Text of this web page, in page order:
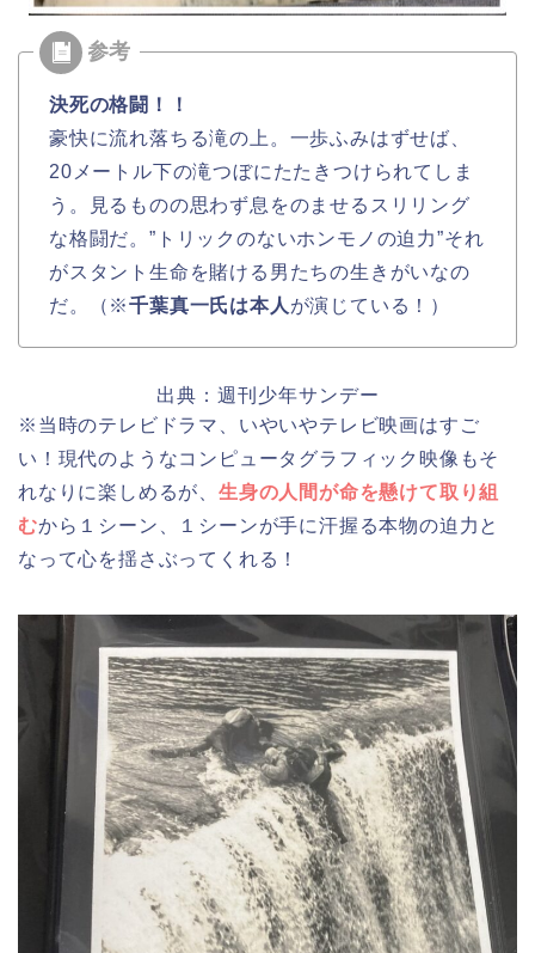
決死の格闘！！
豪快に流れ落ちる滝の上。一歩ふみはずせば、
20メートル下の滝つぼにたたきつけられてしま
う。見るものの思わず息をのませるスリリング
な格闘だ。”トリックのないホンモノの迫力”それ
がスタント生命を賭ける男たちの生きがいなの
だ。（※千葉真一氏は本人 が演じている！）
出典：週刊少年サンデー
※当時のテレビドラマ、いやいやテレビ映画はすご
い！現代のようなコンピュータグラフィック映像もそ
れなりに楽しめるが、 生身の人間が命を懸けて取り組
むから１シーン、１シーンが手に汗握る本物の迫力と
なって心を揺さぶってくれる！